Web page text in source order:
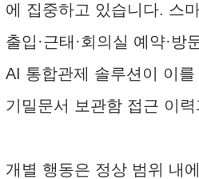
에 집중하고 있습니다. 스
출입·근태·회의실 예약·방
AI 통합관제 솔루션이 이를
기밀문서 보관함 접근 이
개별 행동은 정상 범위 내